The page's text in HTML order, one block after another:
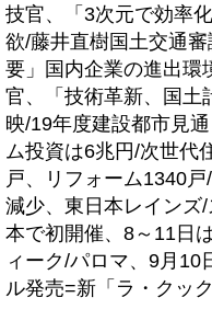
技官、「3次元で効率
欲/藤井直樹国土交通
要」国内企業の進出環
官、「技術革新、国土
映/19年度建設都市見
ム投資は6兆円/次世代
戸、リフォーム1340
減少、東日本レインズ
本で初開催、8～11日
ィーク/パロマ、9月10
ル発売=新「ラ・クッ